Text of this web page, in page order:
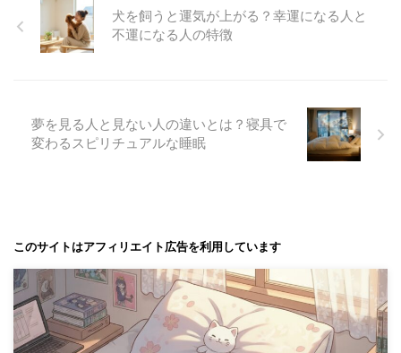
犬を飼うと運気が上がる？幸運になる人と
不運になる人の特徴
夢を見る人と見ない人の違いとは？寝具で
変わるスピリチュアルな睡眠
このサイトはアフィリエイト広告を利用しています